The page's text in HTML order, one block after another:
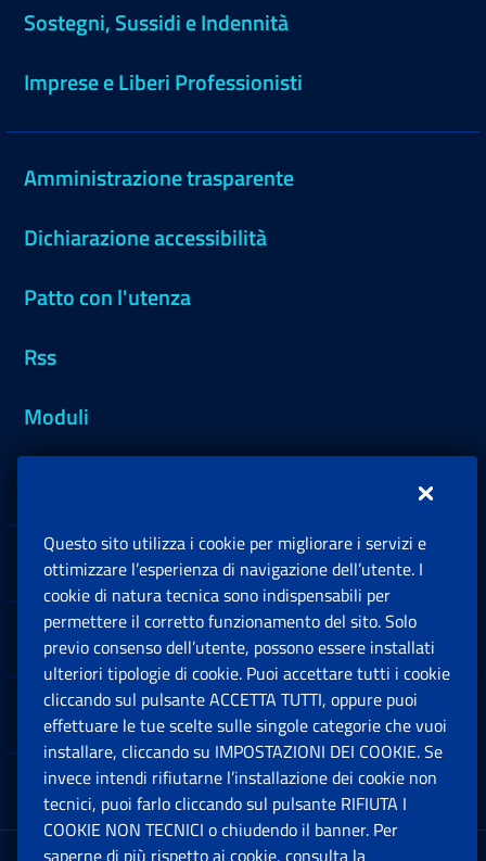
Sostegni, Sussidi e Indennità
Imprese e Liberi Professionisti
Amministrazione trasparente
Dichiarazione accessibilità
Patto con l'utenza
Rss
Moduli
Sedi e Contatti
Software
Note Legali
App mobile
Questo sito utilizza i cookie per migliorare i servizi e
ottimizzare l’esperienza di navigazione dell’utente. I
cookie di natura tecnica sono indispensabili per
permettere il corretto funzionamento del sito. Solo
previo consenso dell’utente, possono essere installati
ulteriori tipologie di cookie. Puoi accettare tutti i cookie
cliccando sul pulsante ACCETTA TUTTI, oppure puoi
effettuare le tue scelte sulle singole categorie che vuoi
installare, cliccando su IMPOSTAZIONI DEI COOKIE. Se
invece intendi rifiutarne l’installazione dei cookie non
tecnici, puoi farlo cliccando sul pulsante RIFIUTA I
COOKIE NON TECNICI o chiudendo il banner. Per
saperne di più rispetto ai cookie, consulta la